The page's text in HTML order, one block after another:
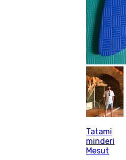
Tatami
minderi
Mesut